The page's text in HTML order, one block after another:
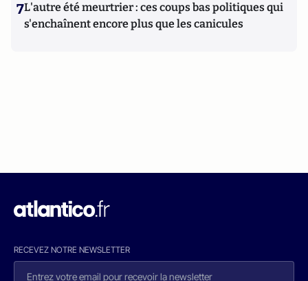
7L'autre été meurtrier : ces coups bas politiques qui
s'enchaînent encore plus que les canicules
RECEVEZ NOTRE NEWSLETTER